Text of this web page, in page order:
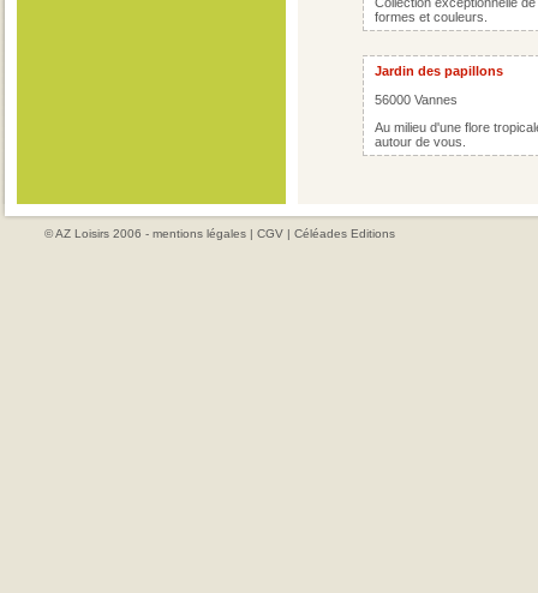
formes et couleurs.
Jardin des papillons
56000 Vannes
Au milieu d'une flore
autour de vous.
© AZ Loisirs 2006 - mentions légales | CGV | Céléades Editions